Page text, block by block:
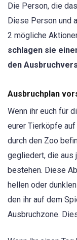
Die Person, die
Diese Person und
2 mögliche
schlagen sie
den
Ausbruchplan
Wenn ihr euch für
eurer Tierköpfe
durch den Zoo
gegliedert, die aus
bestehen. Diese
hellen oder
den ihr auf dem
Ausbruchzone.